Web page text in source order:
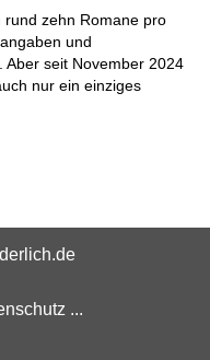
rund zehn Romane pro
und
Aber seit November 2024
nur ein einziges
...